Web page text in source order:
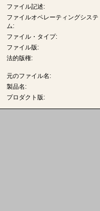
ファイル記述:
ファイルオペレーティングシステ
ム:
ファイル・タイプ:
ファイル版:
法的版権:
元のファイル名:
製品名:
プロダクト版: